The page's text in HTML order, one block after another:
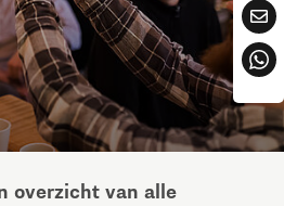
overzicht van alle